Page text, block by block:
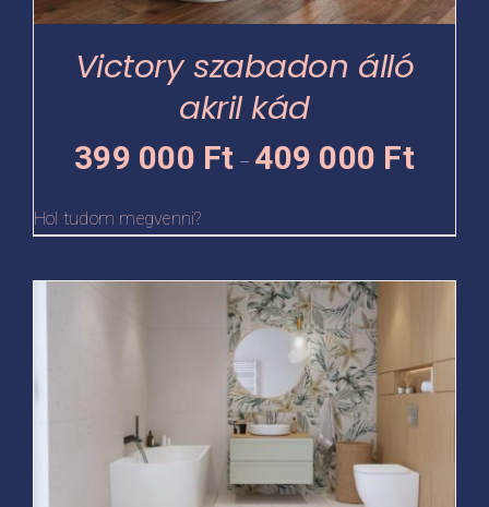
Victory szabadon álló
akril kád
399 000 Ft – 409 000 Ft399
-
Hol tudom megvenni?
a
termékoldalon
választhatók